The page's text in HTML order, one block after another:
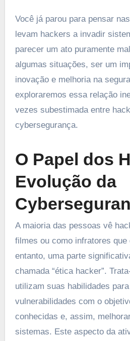
Você já parou para pensar nas motivações que
levam hackers a invadir
parecer um ato puramente
algumas situações, ser um
inovação e melhoria na
exploraremos essa relação
vezes subestimada entre
cybersegurança.
O Papel dos
Evolução da
A maioria das pessoas vê
filmes ou como infratores que
entanto, uma parte
chamada “ética hacker”.
utilizam suas habilidades
vulnerabilidades com o
conhecidas e, assim,
sistemas. Este aspecto da